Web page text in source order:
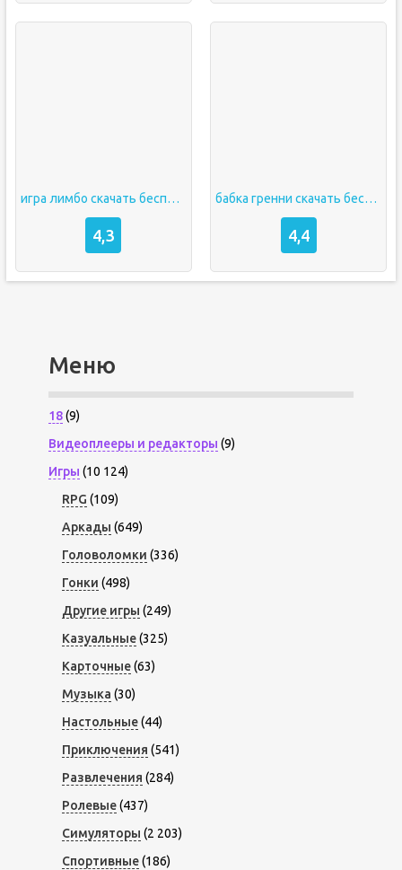
игра лимбо скачать бесплатно на андроид
4,3
бабка гренни скачать бесплатно на андроид
4,4
Меню
18(9)
Видеоплееры и редакторы (9)
Игры (10 124)
RPG (109)
Аркады (649)
Головоломки (336)
Гонки (498)
Другие игры (249)
Казуальные(325)
Карточные(63)
Музыка (30)
Настольные(44)
Приключения (541)
Развлечения (284)
Ролевые(437)
Симуляторы (2 203)
Спортивные(186)